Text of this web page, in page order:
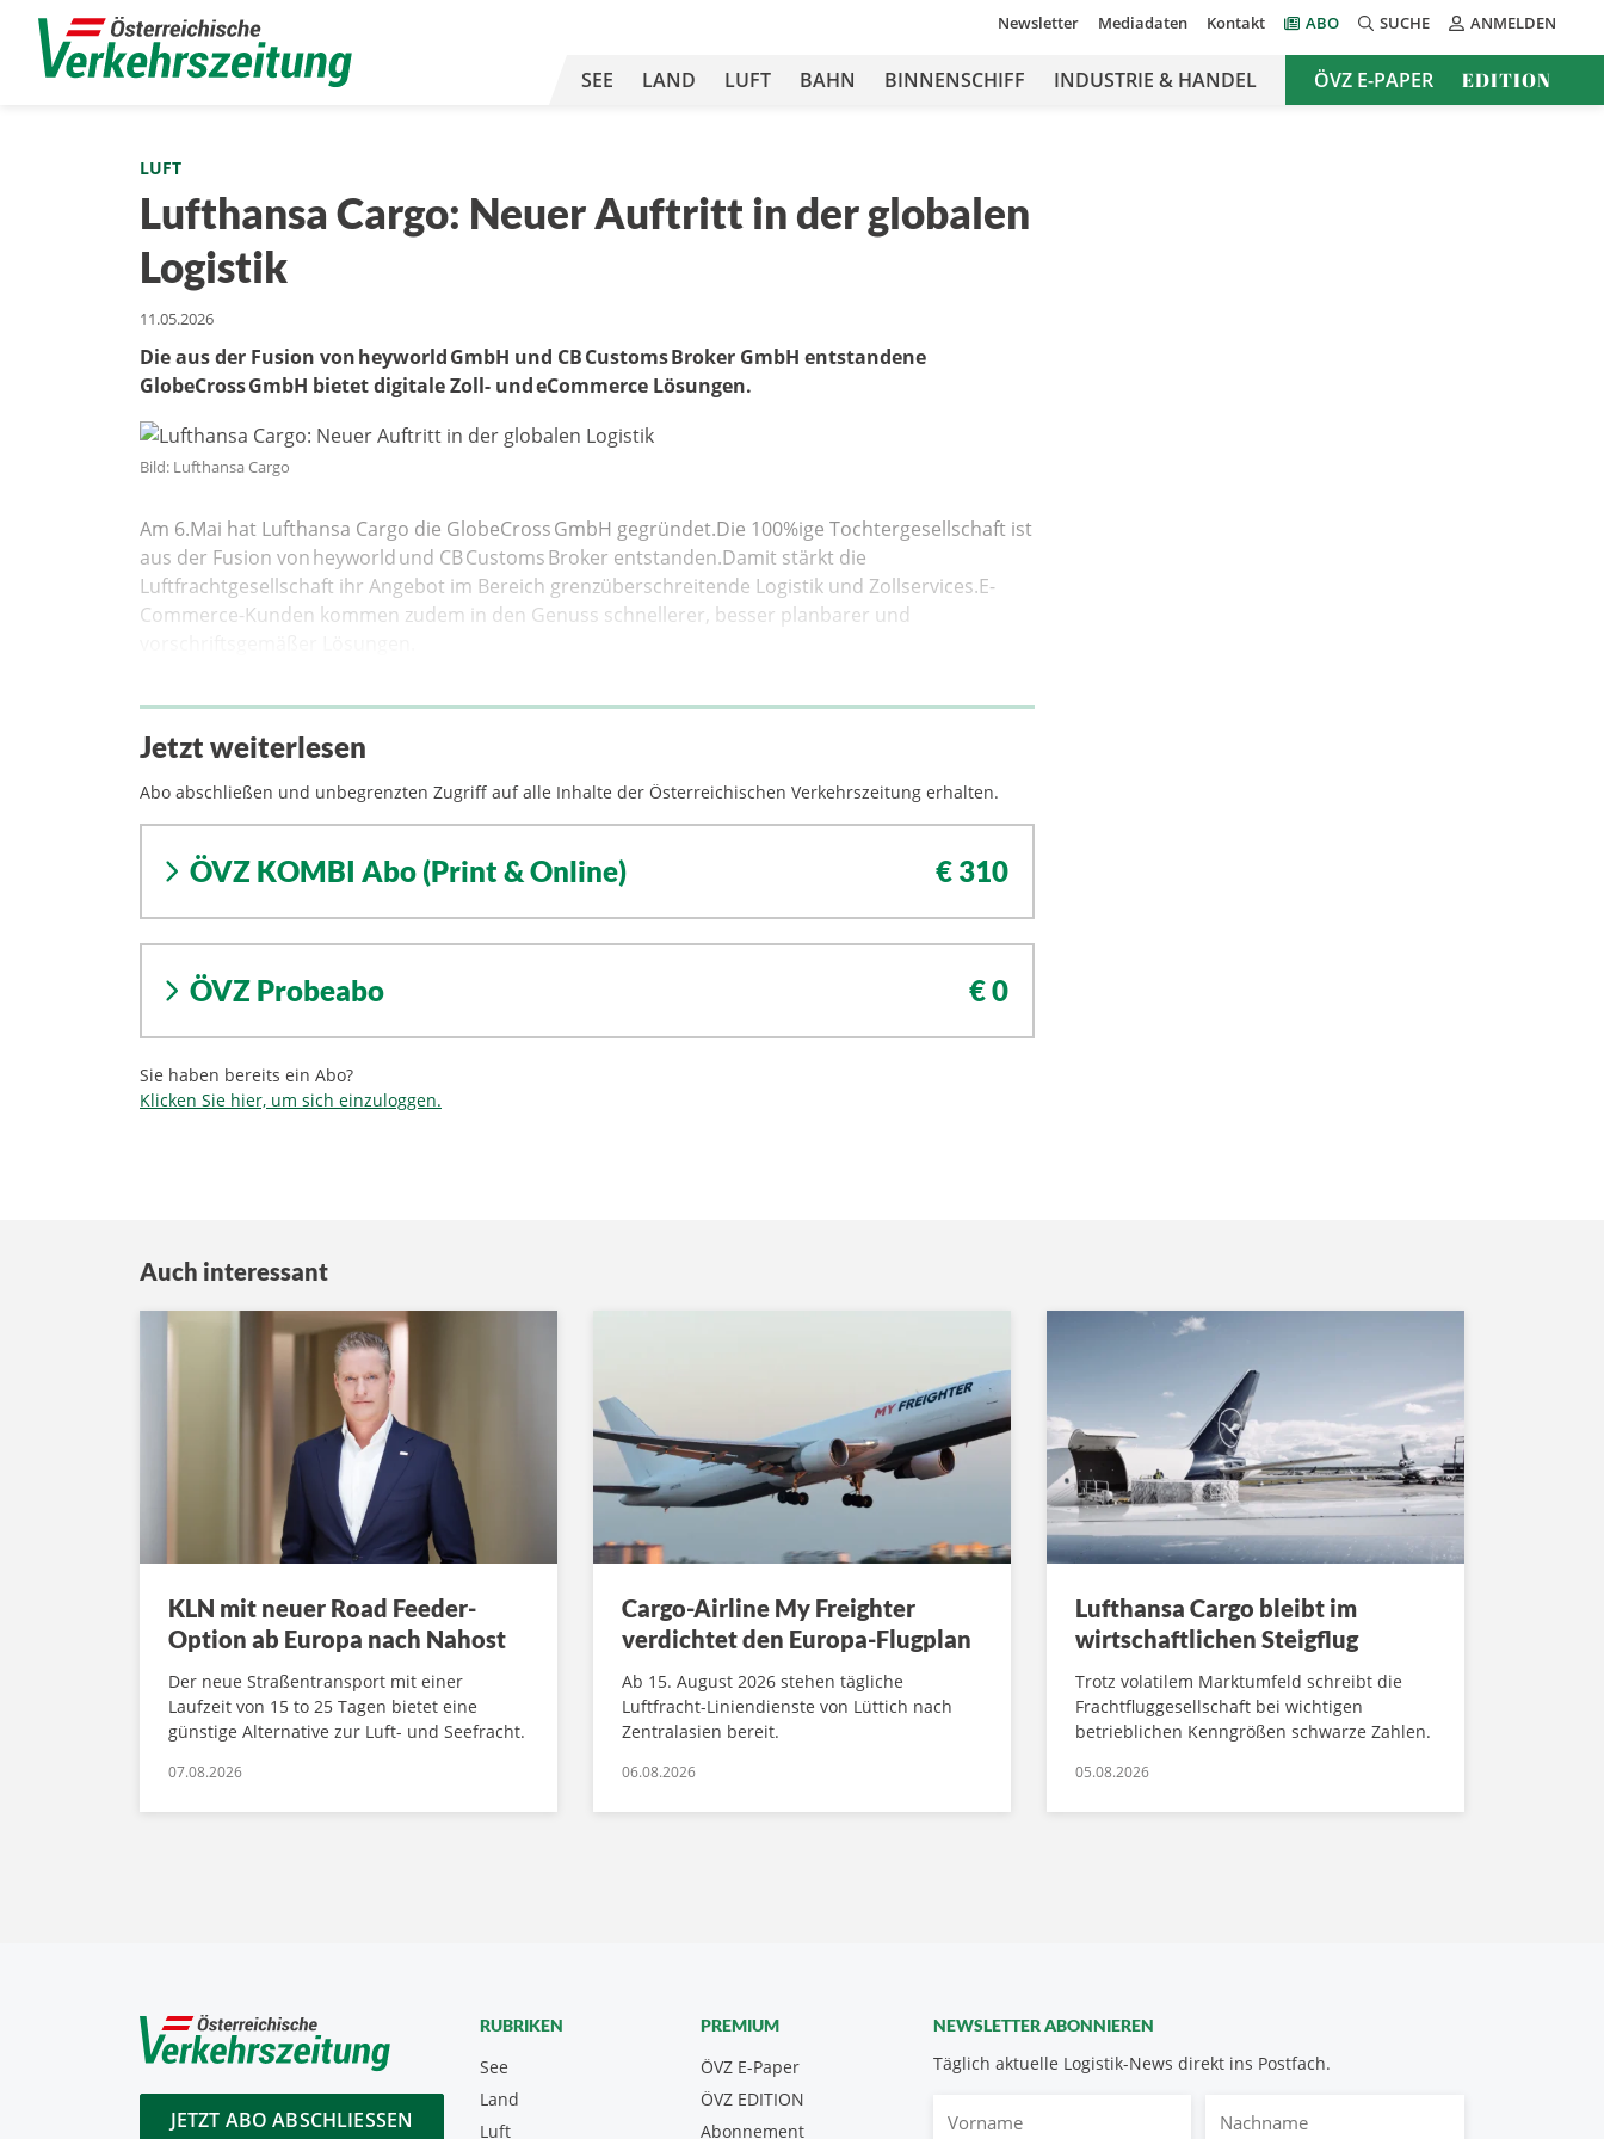
Newsletter Mediadaten Kontakt ABO SUCHE ANMELDEN
SEE LAND LUFT BAHN BINNENSCHIFF INDUSTRIE & HANDEL ÖVZ E-PAPER EDITION
LUFT
Lufthansa Cargo: Neuer Auftritt in der globalen
Logistik
11.05.2026
Die aus der Fusion von heyworld GmbH und CB Customs Broker GmbH entstandene
GlobeCross GmbH bietet digitale Zoll- und eCommerce Lösungen.
Bild: Lufthansa Cargo
Am 6.Mai hat Lufthansa Cargo die GlobeCross GmbH gegründet.Die 100%ige Tochtergesellschaft ist
aus der Fusion von heyworld und CB Customs Broker entstanden.Damit stärkt die
Luftfrachtgesellschaft ihr Angebot im Bereich grenzüberschreitende Logistik und Zollservices.E-
Commerce-Kunden kommen zudem in den Genuss schnellerer, besser planbarer und
Jetzt weiterlesen
Abo abschließen und unbegrenzten Zugriff auf alle Inhalte der Österreichischen Verkehrszeitung erhalten.
ÖVZ KOMBI Abo (Print & Online) € 310
ÖVZ Probeabo € 0
Sie haben bereits ein Abo?
Klicken Sie hier, um sich einzuloggen.
Auch interessant
KLN mit neuer Road Feeder-
Option ab Europa nach Nahost
Der neue Straßentransport mit einer
Laufzeit von 15 to 25 Tagen bietet eine
günstige Alternative zur Luft- und Seefracht.
07.08.2026
Cargo-Airline My Freighter
verdichtet den Europa-Flugplan
Ab 15. August 2026 stehen tägliche
Luftfracht-Liniendienste von Lüttich nach
Zentralasien bereit.
06.08.2026
Lufthansa Cargo bleibt im
wirtschaftlichen Steigflug
Trotz volatilem Marktumfeld schreibt die
Frachtfluggesellschaft bei wichtigen
betrieblichen Kenngrößen schwarze Zahlen.
05.08.2026
JETZT ABO ABSCHLIESSEN
NEWSLETTER ABONNIEREN
Täglich aktuelle Logistik-News direkt ins Postfach.
RUBRIKEN
See
Land
Luft
PREMIUM
ÖVZ E-Paper
Abonnement
ÖVZ EDITION